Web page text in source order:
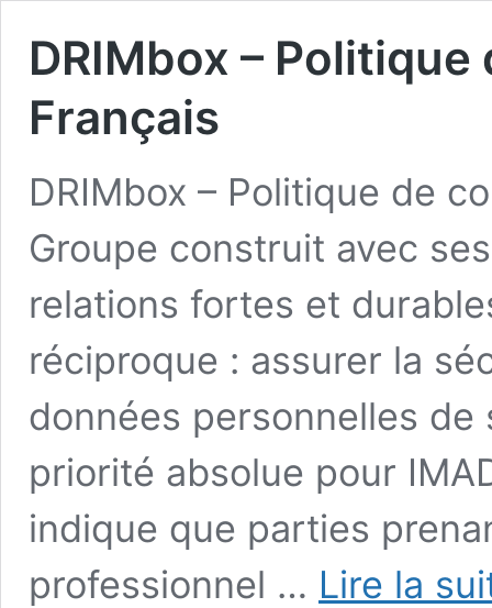
DRIMbox –
Français
DRIMbox – Politique de
Groupe construit avec
relations fortes et
réciproque : assurer la
données personnelles
priorité absolue pour
indique que parties
professionnel … Lire la